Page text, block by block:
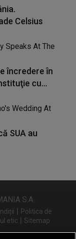
Celsius
încredere în
cu...
SUA au
S.A.
| Politica de
etic | Sitemap